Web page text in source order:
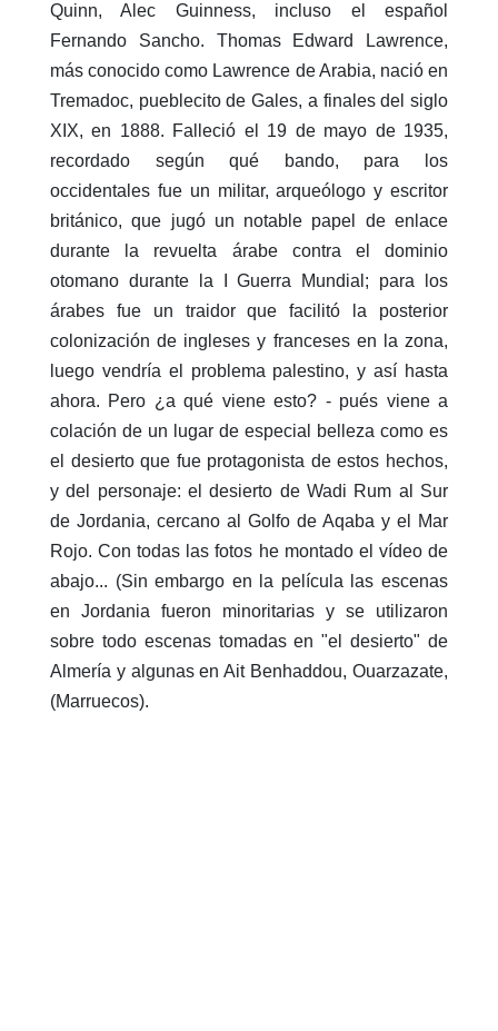
Quinn, Alec Guinness, incluso el español
Fernando Sancho. Thomas Edward Lawrence,
más conocido como Lawrence de Arabia, nació en
Tremadoc, pueblecito de Gales, a finales del siglo
XIX, en 1888. Falleció el 19 de mayo de 1935,
recordado según qué bando, para los
occidentales fue un militar, arqueólogo y escritor
británico, que jugó un notable papel de enlace
durante la revuelta árabe contra el dominio
otomano durante la I Guerra Mundial; para los
árabes fue un traidor que facilitó la posterior
colonización de ingleses y franceses en la zona,
luego vendría el problema palestino, y así hasta
ahora. Pero ¿a qué viene esto? - pués viene a
colación de un lugar de especial belleza como es
el desierto que fue protagonista de estos hechos,
y del personaje: el desierto de Wadi Rum al Sur
de Jordania, cercano al Golfo de Aqaba y el Mar
Rojo. Con todas las fotos he montado el vídeo de
abajo... (Sin embargo en la película las escenas
en Jordania fueron minoritarias y se utilizaron
sobre todo escenas tomadas en "el desierto" de
Almería y algunas en Ait Benhaddou, Ouarzazate,
(Marruecos).